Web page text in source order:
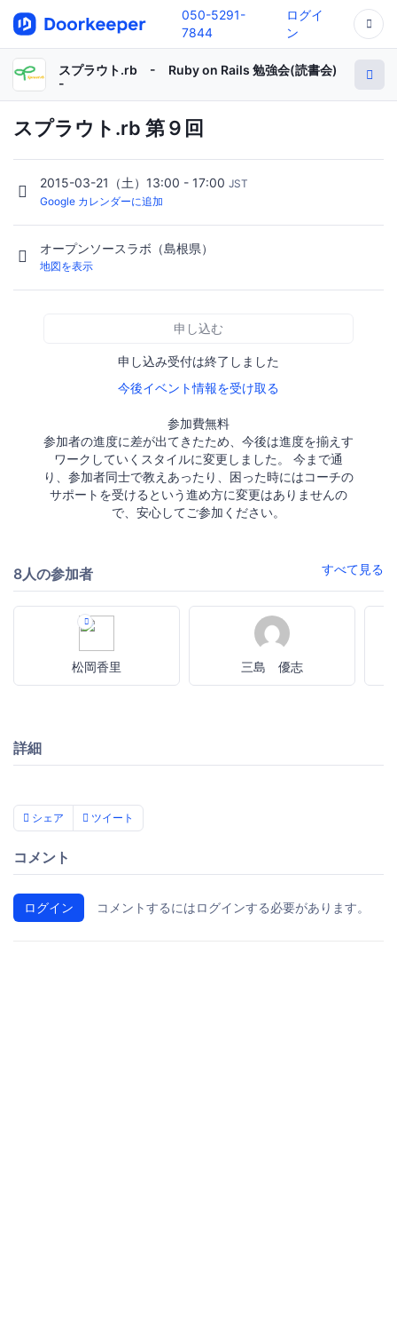
050-5291-
7844
ログイ
ン
スプラウト.rb - Ruby on Rails 勉強会(読書会)
-
スプラウト.rb 第９回
2015-03-21（土）13:00 - 17:00 JST
Google カレンダーに追加
オープンソースラボ（島根県）
地図を表示
申し込む
申し込み受付は終了しました
今後イベント情報を受け取る
参加費無料
参加者の進度に差が出てきたため、今後は進度を揃えす
ワークしていくスタイルに変更しました。 今まで通
り、参加者同士で教えあったり、困った時にはコーチの
サポートを受けるという進め方に変更はありませんの
で、安心してご参加ください。
8人の参加者 すべて見る
松岡香里 三島 優志
詳細
シェア ツイート
コメント
ログイン コメントするにはログインする必要があります。